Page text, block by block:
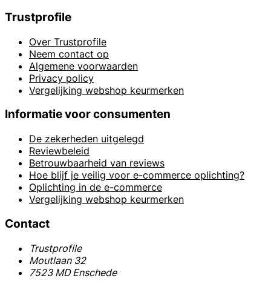
Trustprofile
Over Trustprofile
Neem contact op
Algemene voorwaarden
Privacy policy
Vergelijking webshop keurmerken
Informatie voor consumenten
De zekerheden uitgelegd
Reviewbeleid
Betrouwbaarheid van reviews
Hoe blijf je veilig voor e-commerce oplichting?
Oplichting in de e-commerce
Vergelijking webshop keurmerken
Contact
Trustprofile
Moutlaan 32
7523 MD Enschede